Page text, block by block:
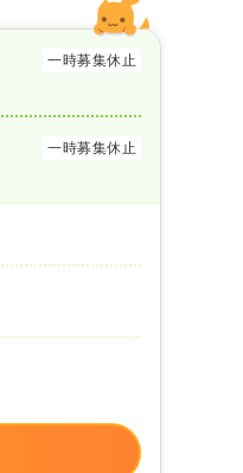
一時募集休止
一時募集休止